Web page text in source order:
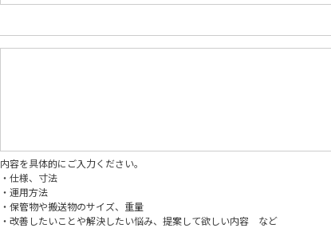
内容を具体的にご入力ください。
・仕様、寸法
・運用方法
・保管物や搬送物のサイズ、 重量
・改善したいことや解決したい悩み、提案して欲しい内容 など